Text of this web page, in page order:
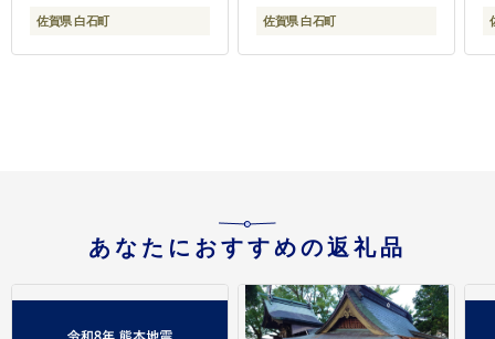
佐賀県 白石町
ゃぶ [IAG001]
佐賀県 白石町
あなたにおすすめの返礼品